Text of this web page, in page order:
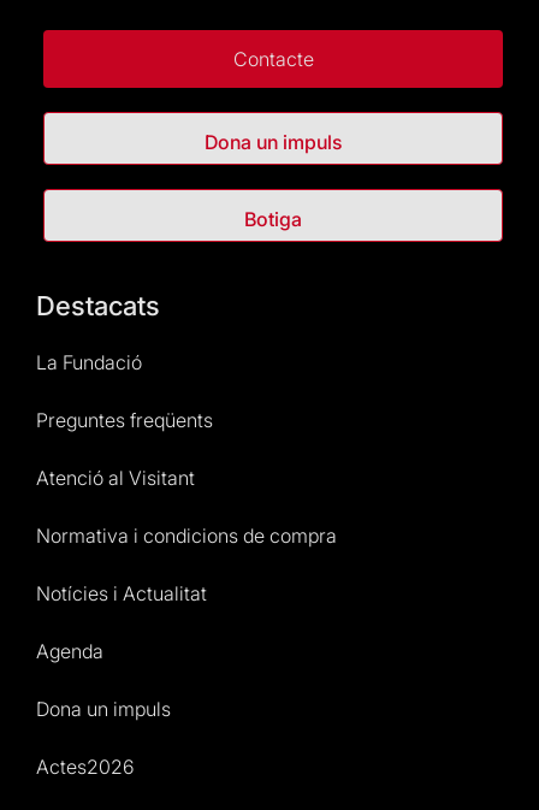
Contacte
Dona un impuls
Botiga
Destacats
La Fundació
Preguntes freqüents
Atenció al Visitant
Normativa i condicions de compra
Notícies i Actualitat
Agenda
Dona un impuls
Actes2026